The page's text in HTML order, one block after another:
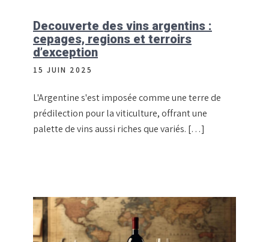
Decouverte des vins argentins :
cepages, regions et terroirs
d’exception
15 JUIN 2025
L'Argentine s'est imposée comme une terre de
prédilection pour la viticulture, offrant une
palette de vins aussi riches que variés. […]